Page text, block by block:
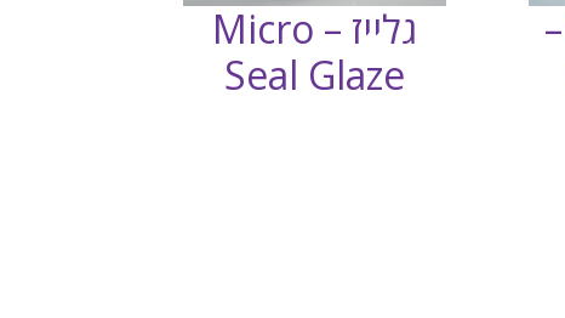
VERSACRYL –
גלייז – Micro
Seal Glaze